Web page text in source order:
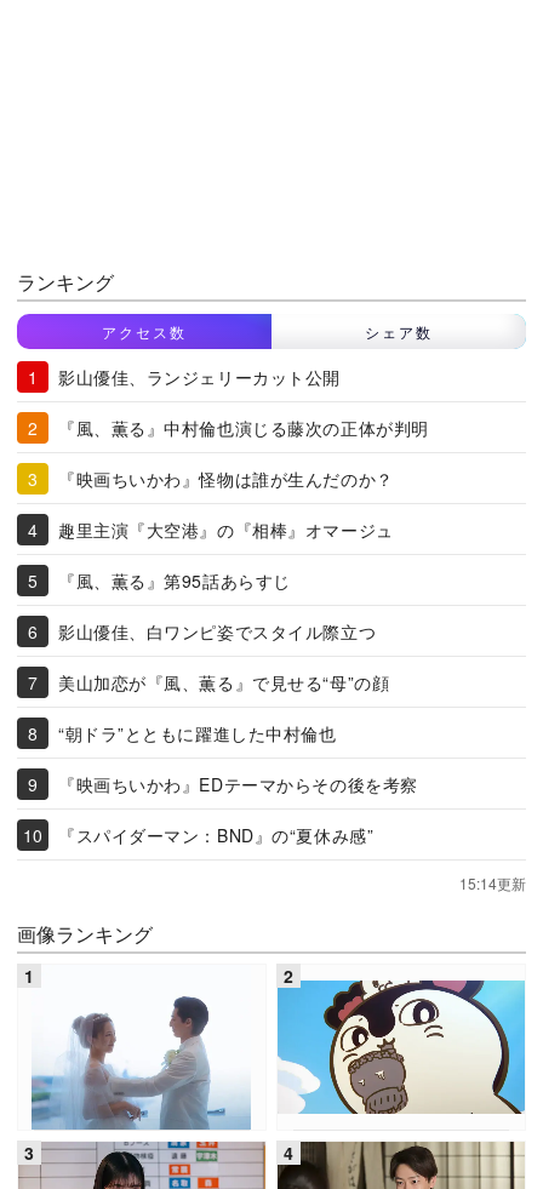
ランキング
アクセス数 シェア数
影山優佳、ランジェリーカット公開
『風、薫る』中村倫也演じる藤次の正体が判明
『映画ちいかわ』怪物は誰が生んだのか？
趣里主演『大空港』の『相棒』オマージュ
『風、薫る』第95話あらすじ
影山優佳、白ワンピ姿でスタイル際立つ
美山加恋が『風、薫る』で見せる“母”の顔
“朝ドラ”とともに躍進した中村倫也
『映画ちいかわ』EDテーマからその後を考察
『スパイダーマン：BND』の“夏休み感”
15:14更新
画像ランキング